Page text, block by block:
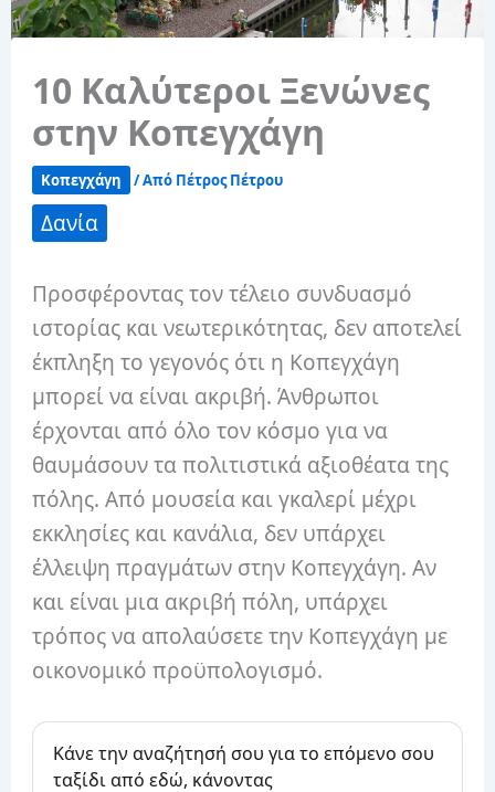
10 Καλύτεροι Ξενώνες
στην Κοπεγχάγη
Κοπεγχάγη / Από Πέτρος Πέτρου
Δανία
Προσφέροντας τον τέλειο συνδυασμό
ιστορίας και νεωτερικότητας, δεν αποτελεί
έκπληξη το γεγονός ότι η Κοπεγχάγη
μπορεί να είναι ακριβή. Άνθρωποι
έρχονται από όλο τον κόσμο για να
θαυμάσουν τα πολιτιστικά αξιοθέατα της
πόλης. Από μουσεία και γκαλερί μέχρι
εκκλησίες και κανάλια, δεν υπάρχει
έλλειψη πραγμάτων στην Κοπεγχάγη. Αν
και είναι μια ακριβή πόλη, υπάρχει
τρόπος να απολαύσετε την Κοπεγχάγη με
οικονομικό προϋπολογισμό.
Κάνε την αναζήτησή σου για το επόμενο σου
ταξίδι από εδώ, κάνοντας